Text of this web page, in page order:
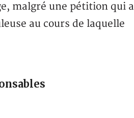
malgré une pétition qui a
au cours de laquelle